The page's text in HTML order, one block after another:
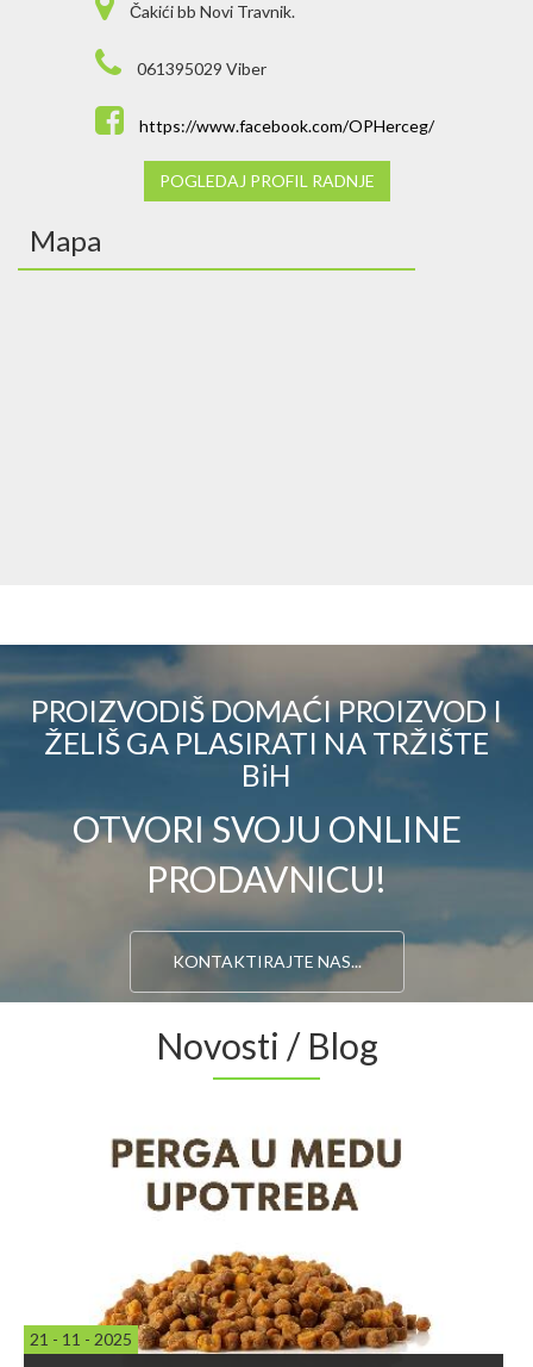
Čakići bb Novi Travnik.
061395029 Viber
https://www.facebook.com/OPHerceg/
POGLEDAJ PROFIL RADNJE
Mapa
PROIZVODIŠ DOMAĆI PROIZVOD I
ŽELIŠ GA PLASIRATI NA TRŽIŠTE
BiH
OTVORI SVOJU ONLINE
PRODAVNICU!
KONTAKTIRAJTE NAS...
Novosti / Blog
21 - 11 - 2025